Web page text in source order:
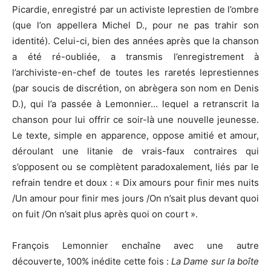
Picardie, enregistré par un activiste leprestien de l’ombre
(que l’on appellera Michel D., pour ne pas trahir son
identité). Celui-ci, bien des années après que la chanson
a été ré-oubliée, a transmis l’enregistrement à
l’archiviste-en-chef de toutes les raretés leprestiennes
(par soucis de discrétion, on abrègera son nom en Denis
D.), qui l’a passée à Lemonnier… lequel a retranscrit la
chanson pour lui offrir ce soir-là une nouvelle jeunesse.
Le texte, simple en apparence, oppose amitié et amour,
déroulant une litanie de vrais-faux contraires qui
s’opposent ou se complètent paradoxalement, liés par le
refrain tendre et doux : « Dix amours pour finir mes nuits
/Un amour pour finir mes jours /On n’sait plus devant quoi
on fuit /On n’sait plus après quoi on court ».
François Lemonnier enchaîne avec une autre
découverte, 100% inédite cette fois :La Dame sur la boîte